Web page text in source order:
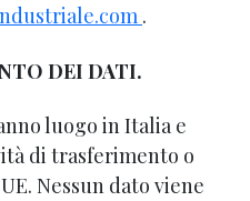
.
DEI DATI.
luogo in Italia e
di trasferimento o
Nessun dato viene